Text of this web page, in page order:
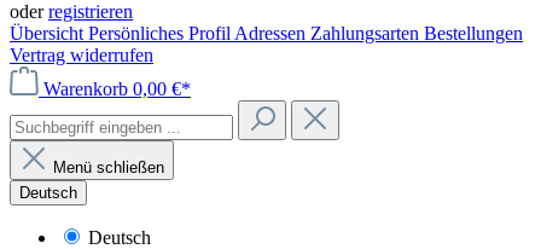
oderregistrieren
Übersicht Persönliches Profil Adressen Zahlungsarten Bestellungen
Vertrag widerrufen
Warenkorb 0,00 €*
Menü schließen
Deutsch
Deutsch